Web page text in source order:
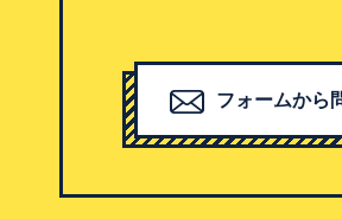
フォームから